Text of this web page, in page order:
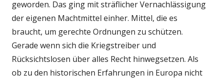
geworden. Das ging mit sträflicher Vernachlässigung
der eigenen Machtmittel einher. Mittel, die es
braucht, um gerechte Ordnungen zu schützen.
Gerade wenn sich die Kriegstreiber und
Rücksichtslosen über alles Recht hinwegsetzen. Als
ob zu den historischen Erfahrungen in Europa nicht